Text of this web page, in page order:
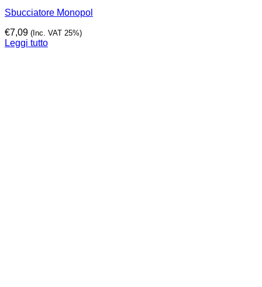
Sbucciatore Monopol
€7,09 (Inc. VAT 25%)
Leggi tutto